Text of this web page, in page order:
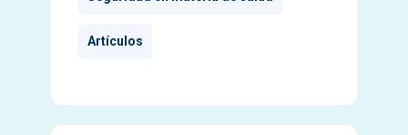
Artículos